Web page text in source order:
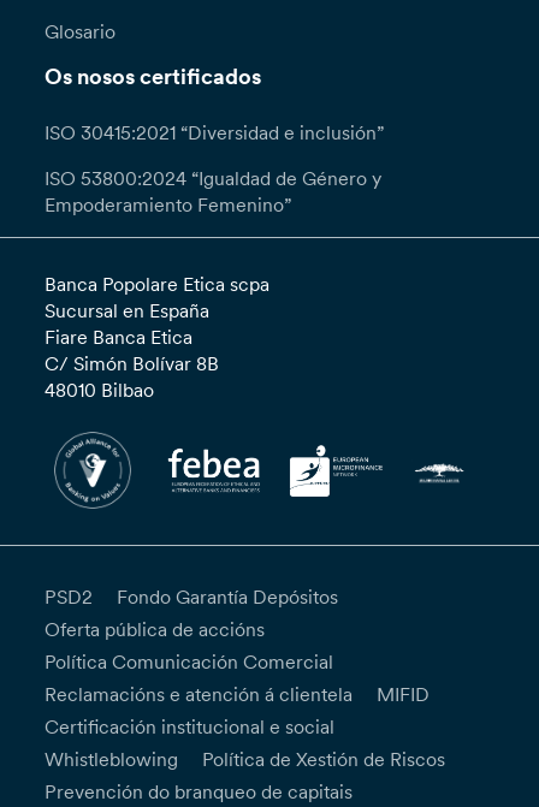
Glosario
Os nosos certificados
ISO 30415:2021 “Diversidad e inclusión”
ISO 53800:2024 “Igualdad de Género y
Empoderamiento Femenino”
Banca Popolare Etica scpa
Sucursal en España
Fiare Banca Etica
C/ Simón Bolívar 8B
48010 Bilbao
PSD2
Fondo Garantía Depósitos
Oferta pública de accións
Política Comunicación Comercial
Reclamacións e atención á clientela
MIFID
Certificación institucional e social
Whistleblowing
Política de Xestión de Riscos
Prevención do branqueo de capitais